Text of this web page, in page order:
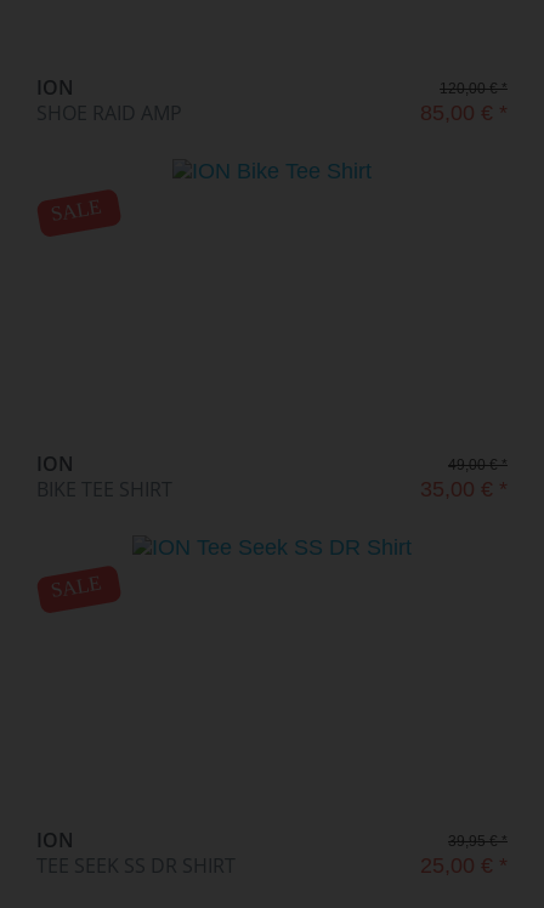
ION
SHOE RAID AMP
120,00 € *
85,00 € *
SALE
ION
BIKE TEE SHIRT
49,00 € *
35,00 € *
SALE
ION
TEE SEEK SS DR SHIRT
39,95 € *
25,00 € *